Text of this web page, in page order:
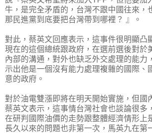
牛，是完全矛盾的，台灣不跟中國往來，
那民進黨到底要把台灣帶到哪裡？ 』。
對此，蔡英文回應表示，這事件很明顯凸
現在的這個總統跟政府，在選前選後對於
內部的溝通，對外也缺乏外交處理的能力
示出他是一個沒有能力處理複雜的國際、
意的政府。
對於油電雙漲即將在明天開始實施，但國
蔡英文表示，這事情台灣社會也談論很多
在研判國際油價的走勢跟整體經濟情形上
長久以來的問題也非第一次，馬英九在第